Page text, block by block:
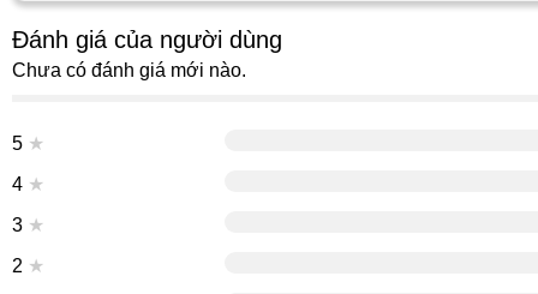
Đánh giá của người dùng
Chưa có đánh giá mới nào.
5 ★
4 ★
3 ★
2 ★